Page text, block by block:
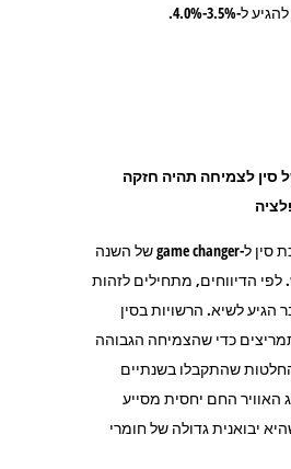
3.5%-4.0%.
סין לצמיחה תהיה חזקה
התרחיש של הפיכת סין ל-game changer של השנה
הדיווחים, מתחילים לזהות
לשיא. הרשויות בסין
כדי שהצמיחה הגבוהה
שהתקבלו בשנתיים
האוויר החם יחסית מסייע
יבואנית גדולה של חומרי